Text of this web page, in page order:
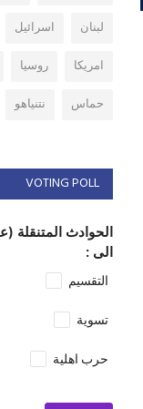
لبنان
اسرائيل
امريكا
روسيا
حماس
نتنياهو
VOTING POLL
الحوادث المتنقلة
الى :
التقسيم
تسوية
حرب اهلية